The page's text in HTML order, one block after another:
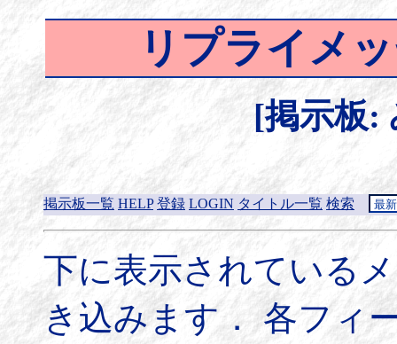
リプライメ
[掲示板:
掲示板一覧 HELP 登録 LOGIN タイトル一覧 検索
下に表示されている
き込みます． 各フィ